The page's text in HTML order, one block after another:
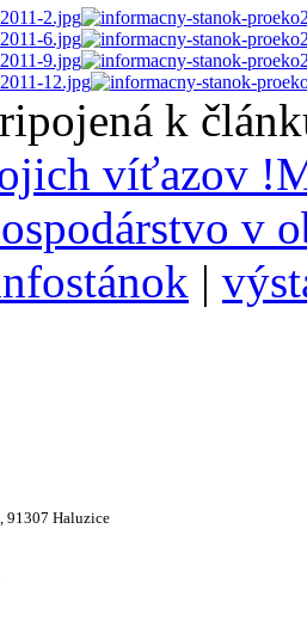
k
víťazov !
v
|
91307 Haluzice